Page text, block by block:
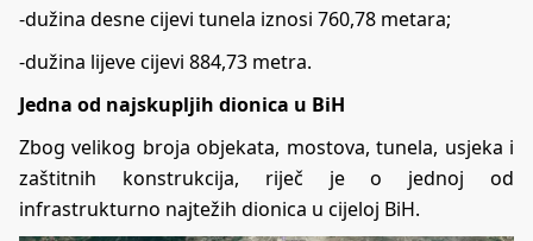
-dužina desne cijevi tunela iznosi 760,78 metara;
-dužina lijeve cijevi 884,73 metra.
Jedna od najskupljih dionica u BiH
Zbog velikog broja objekata, mostova, tunela, usjeka i
zaštitnih konstrukcija, riječ je o jednoj od
infrastrukturno najtežih dionica u cijeloj BiH.